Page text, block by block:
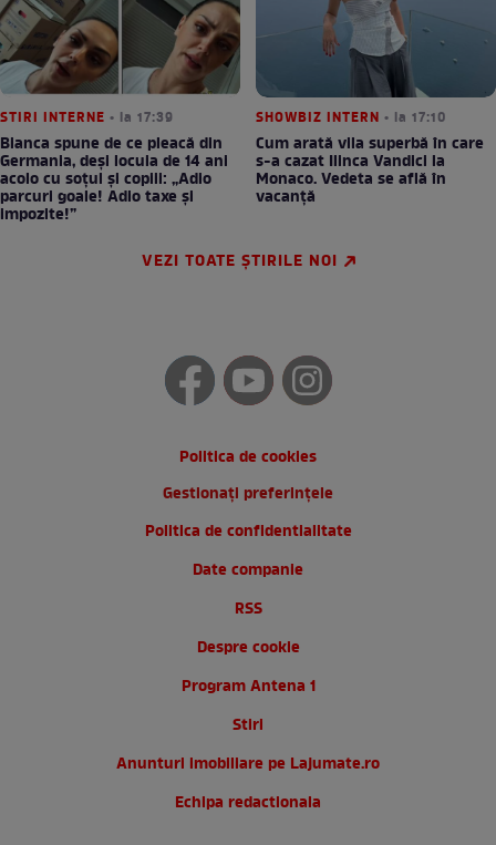
STIRI INTERNE • la 17:39
Bianca spune de ce pleacă din
Germania, deși locuia de 14 ani
acolo cu soțul și copiii: „Adio
parcuri goale! Adio taxe și
impozite!”
SHOWBIZ INTERN • la 17:10
Cum arată vila superbă în care
s-a cazat Ilinca Vandici la
Monaco. Vedeta se află în
vacanță
VEZI TOATE ȘTIRILE NOI
Politica de cookies
Gestionați preferințele
Politica de confidentialitate
Date companie
RSS
Despre cookie
Program Antena 1
Stiri
Anunturi imobiliare pe Lajumate.ro
Echipa redactionala